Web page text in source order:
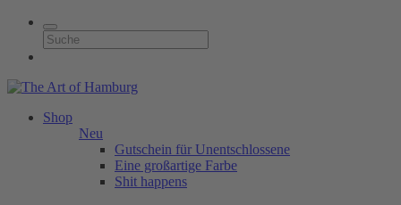
Shop
Neu
Gutschein für Unentschlossene
Eine großartige Farbe
Shit happens